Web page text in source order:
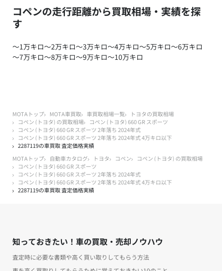
コペンの走行距離から買取相場・実績を探
す
～1万キロ～2万キロ～3万キロ～4万キロ～5万キロ～6万キロ
～7万キロ～8万キロ～9万キロ～10万キロ
MOTAトップ MOTA車買取 車買取相場一覧
トヨタの買取相場
コペン (トヨタ) の買取相場
コペン (トヨタ) 660 GR スポーツ
コペン (トヨタ) 660 GR スポーツ 2年落ち 2024年式
コペン (トヨタ) 660 GR スポーツ 2年落ち 2024年式 4万キロ以下
2287119の車買取 査定価格実績
MOTAトップ
自動車カタログ トヨタ コペン
コペン (トヨタ) の買取相場
コペン (トヨタ) 660 GR スポーツ
コペン (トヨタ) 660 GR スポーツ 2年落ち 2024年式
コペン (トヨタ) 660 GR スポーツ 2年落ち 2024年式 4万キロ以下
2287119の車買取 査定価格実績
知っておきたい！車の買取・売却ノウハウ
査定時に必要な書類や高く買い取りしてもらう方法